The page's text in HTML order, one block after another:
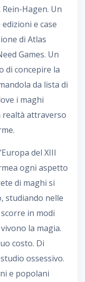
Hagen. Un
e case
di Atlas
Games. Un
di concepire la
da lista di
i maghi
realtà attraverso
del XIII
ogni aspetto
di maghi si
studiando nelle
in modi
la magia.
costo. Di
ossessivo.
e popolani